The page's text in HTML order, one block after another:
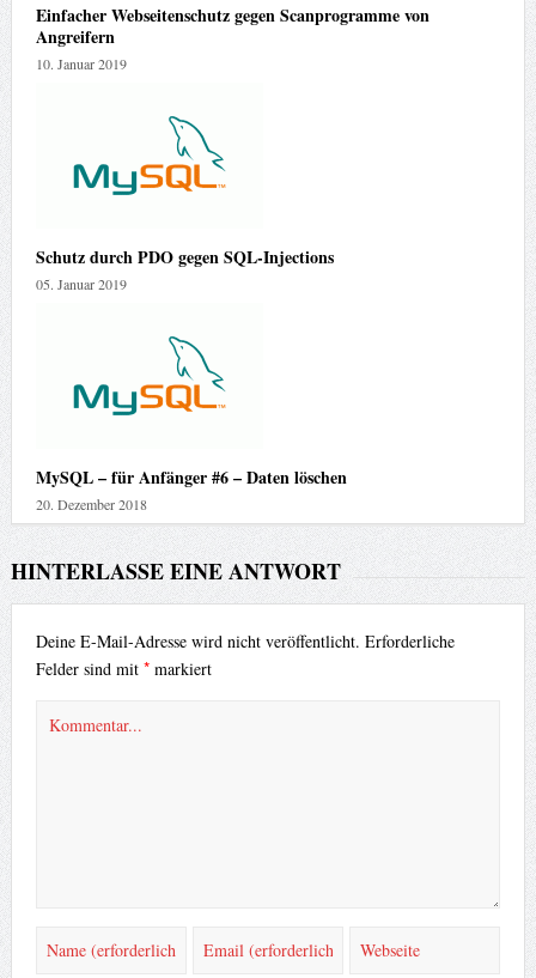
Einfacher Webseitenschutz gegen Scanprogramme von
Angreifern
10. Januar 2019
Schutz durch PDO gegen SQL-Injections
05. Januar 2019
MySQL – für Anfänger #6 – Daten löschen
20. Dezember 2018
HINTERLASSE EINE ANTWORT
Deine E-Mail-Adresse wird nicht veröffentlicht. Erforderliche
Felder sind mit *markiert